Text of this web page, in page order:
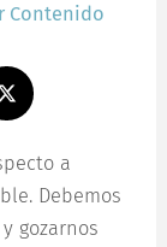
Contenido
a
Debemos
gozarnos